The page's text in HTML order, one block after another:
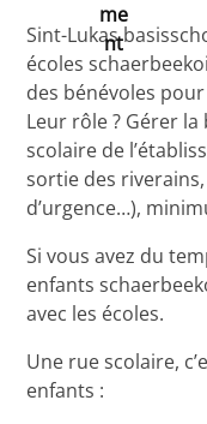
me
nt
Sint-Lukas
écoles
des bénévoles
Leur rôle ? Gérer
scolaire de
sortie des
d’urgence…),
Si vous avez du
enfants
avec les écoles.
Une rue scolaire,
enfants :